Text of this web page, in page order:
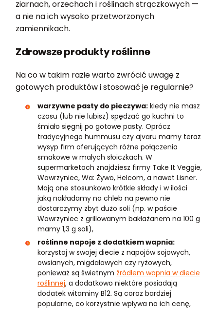
ziarnach, orzechach i roślinach strączkowych —
a nie na ich wysoko przetworzonych
zamiennikach.
Zdrowsze produkty roślinne
Na co w takim razie warto zwrócić uwagę z
gotowych produktów i stosować je regularnie?
warzywne pasty do pieczywa: kiedy nie masz
czasu (lub nie lubisz) spędzać go kuchni to
śmiało sięgnij po gotowe pasty. Oprócz
tradycyjnego hummusu czy ajvaru mamy teraz
wysyp firm oferujących różne połączenia
smakowe w małych słoiczkach. W
supermarketach znajdziesz firmy Take It Veggie,
Wawrzyniec, Wa: Żywo, Helcom, a nawet Lisner.
Mają one stosunkowo krótkie składy i w ilości
jaką nakładamy na chleb na pewno nie
dostarczymy zbyt dużo soli (np. w paście
Wawrzyniec z grillowanym bakłażanem na 100 g
mamy 1,3 g soli),
roślinne napoje z dodatkiem wapnia:
korzystaj w swojej diecie z napojów sojowych,
owsianych, migdałowych czy ryżowych,
ponieważ są świetnym źródłem wapnia w diecie
roślinnej, a dodatkowo niektóre posiadają
dodatek witaminy B12. Są coraz bardziej
popularne, co korzystnie wpływa na ich cenę,